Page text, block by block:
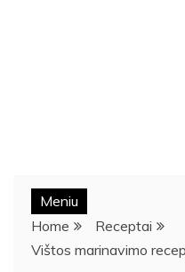
Meniu
Home
Receptai
Vištos marinavimo